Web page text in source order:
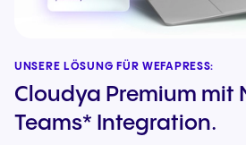
UNSERE LÖSUNG FÜR WEFAPRESS:
Cloudya Premium mit
Teams* Integration.